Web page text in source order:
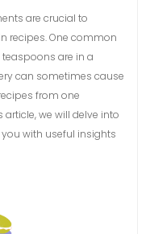
are crucial to
recipes. One common
are in a
can sometimes cause
from one
we will delve into
with useful insights